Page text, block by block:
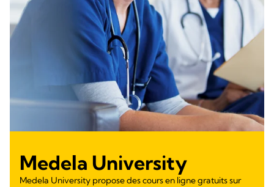
Medela University
Medela University propose des cours en ligne gratuits sur